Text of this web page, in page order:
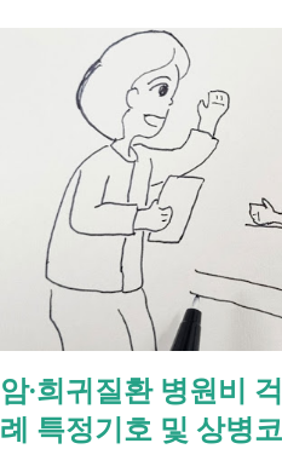
일 발표된 보건복지부 업무계획에 담
복지부의 업무계획에 담긴 장애인관
니다. 정부 업무계획 내용 추진 시기
2027년 중증장애인 생계급여 부양의
지원서비스 65세 이후 선택권 보장
간 긴급돌봄 확대 확대 추진 장애인
업무계획에 담긴 내용으로, 법 개정
입니다. 부모와 함께 살아도 장애인
복지부 업무계획이 발표된 뒤 많은
살면 장애인연금을 받을 수 없나요?"
요?" 결론부터 말씀드리면 부모와 함
금을 받을 수 없는 것은 아닙니다. 많
암·희귀질환 병원비
례 특정기호 및 상병